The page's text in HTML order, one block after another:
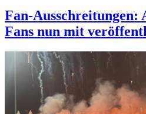
Fan-Ausschreitungen:
Fans nun mit